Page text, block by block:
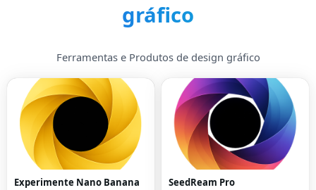
gráfico
Ferramentas e Produtos de design gráfico
Experimente Nano Banana SeedReam Pro